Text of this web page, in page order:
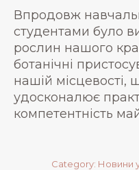
Впродовж
студентами було
рослин нашого
ботанічні
нашій місцевості,
удосконалює
компетентність
Category: Новини